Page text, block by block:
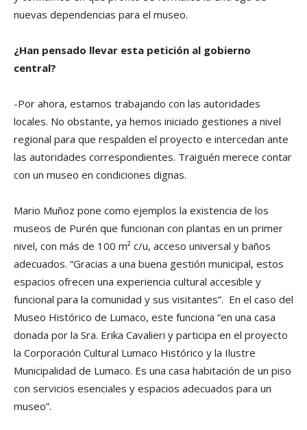
nuevas dependencias para el museo.
¿Han pensado llevar esta petición al gobierno
central?
-Por ahora, estamos trabajando con las autoridades
locales. No obstante, ya hemos iniciado gestiones a nivel
regional para que respalden el proyecto e intercedan ante
las autoridades correspondientes. Traiguén merece contar
con un museo en condiciones dignas.
Mario Muñoz pone como ejemplos la existencia de los
museos de Purén que funcionan con plantas en un primer
nivel, con más de 100 m² c/u, acceso universal y baños
adecuados. “Gracias a una buena gestión municipal, estos
espacios ofrecen una experiencia cultural accesible y
funcional para la comunidad y sus visitantes”. En el caso del
Museo Histórico de Lumaco, este funciona “en una casa
donada por la Sra. Erika Cavalieri y participa en el proyecto
la Corporación Cultural Lumaco Histórico y la Ilustre
Municipalidad de Lumaco. Es una casa habitación de un piso
con servicios esenciales y espacios adecuados para un
museo”.